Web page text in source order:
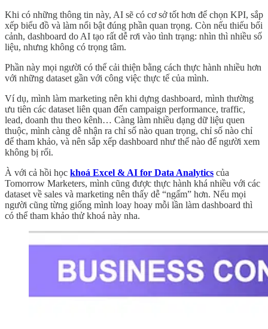
Khi có những thông tin này, AI sẽ có cơ sở tốt hơn để chọn KPI, sắp
xếp biểu đồ và làm nổi bật đúng phần quan trọng. Còn nếu thiếu bối
cảnh, dashboard do AI tạo rất dễ rơi vào tình trạng: nhìn thì nhiều số
liệu, nhưng không có trọng tâm.
Phần này mọi người có thể cải thiện bằng cách thực hành nhiều hơn
với những dataset gần với công việc thực tế của mình.
Ví dụ, mình làm marketing nên khi dựng dashboard, mình thường
ưu tiên các dataset liên quan đến campaign performance, traffic,
lead, doanh thu theo kênh… Càng làm nhiều dạng dữ liệu quen
thuộc, mình càng dễ nhận ra chỉ số nào quan trọng, chỉ số nào chỉ
để tham khảo, và nên sắp xếp dashboard như thế nào để người xem
không bị rối.
À với cả hồi học khoá Excel & AI for Data Analytics của
Tomorrow Marketers, mình cũng được thực hành khá nhiều với các
dataset về sales và marketing nên thấy dễ “ngấm” hơn. Nếu mọi
người cũng từng giống mình loay hoay mỗi lần làm dashboard thì
có thể tham khảo thử khoá này nha.